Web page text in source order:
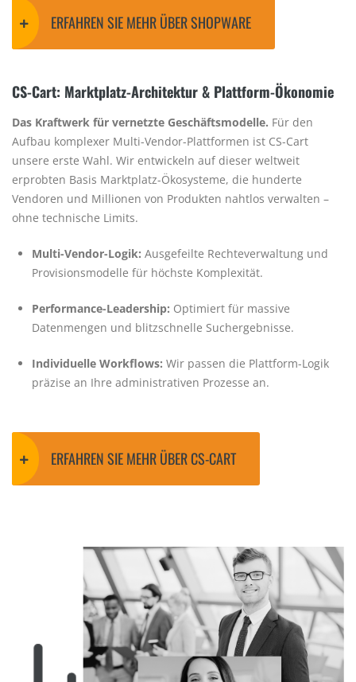
ERFAHREN SIE MEHR ÜBER SHOPWARE
CS-Cart: Marktplatz-Architektur & Plattform-Ökonomie
Das Kraftwerk für vernetzte Geschäftsmodelle. Für den
Aufbau komplexer Multi-Vendor-Plattformen ist CS-Cart
unsere erste Wahl. Wir entwickeln auf dieser weltweit
erprobten Basis Marktplatz-Ökosysteme, die hunderte
Vendoren und Millionen von Produkten nahtlos verwalten –
ohne technische Limits.
Multi-Vendor-Logik: Ausgefeilte Rechteverwaltung und
Provisionsmodelle für höchste Komplexität.
Performance-Leadership: Optimiert für massive
Datenmengen und blitzschnelle Suchergebnisse.
Individuelle Workflows: Wir passen die Plattform-Logik
präzise an Ihre administrativen Prozesse an.
ERFAHREN SIE MEHR ÜBER CS-CART